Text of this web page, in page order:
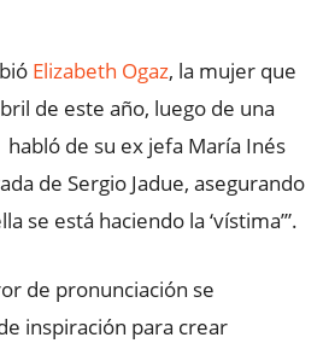
Elizabeth Ogaz, la mujer que
de este año, luego de una
de su ex jefa María Inés
de Sergio Jadue, asegurando
se está haciendo la ‘vístima’”.
de pronunciación se
inspiración para crear